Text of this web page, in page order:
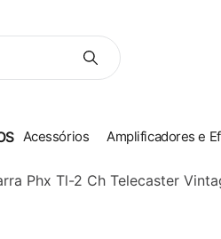
Acessórios Amplificadores e
Phx Tl-2 Ch Telecaster